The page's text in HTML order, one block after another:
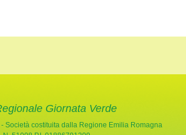
Giornata Verde
Società costituita dalla Regione Emilia Romagna